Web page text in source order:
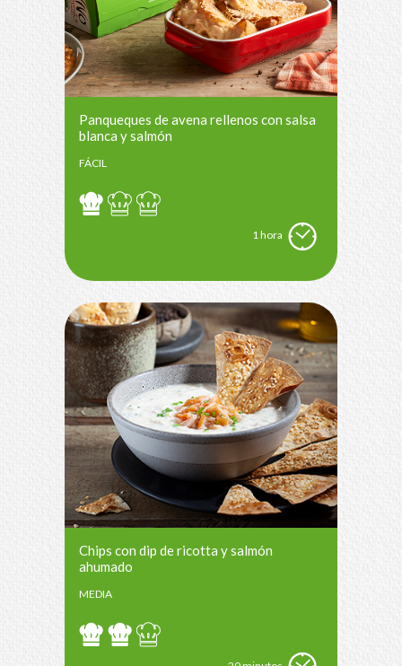
Panqueques de avena rellenos con salsa
blanca y salmón
FÁCIL
1 hora
Chips con dip de ricotta y salmón
ahumado
MEDIA